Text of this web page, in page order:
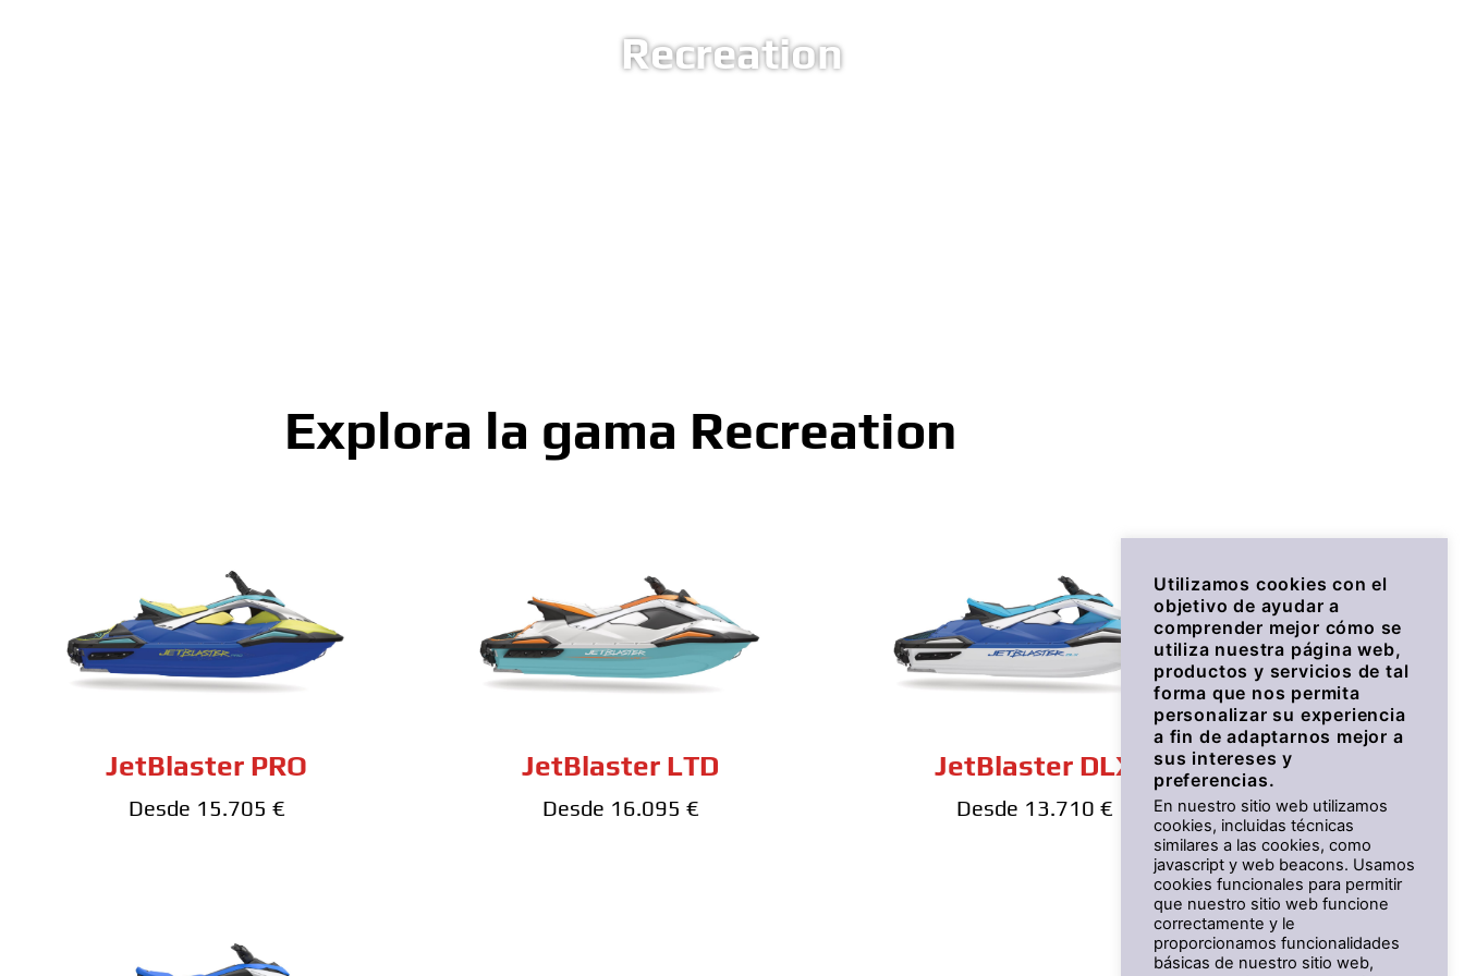
Recreation
Explora la gama Recreation
JetBlaster PRO
Desde 15.705 €
JetBlaster LTD
Desde 16.095 €
JetBlaster DLX
Desde 13.710 €
Utilizamos cookies con el
objetivo de ayudar a
comprender mejor cómo se
utiliza nuestra página web,
productos y servicios de tal
forma que nos permita
personalizar su experiencia
a fin de adaptarnos mejor a
sus intereses y
preferencias.
En nuestro sitio web utilizamos
cookies, incluidas técnicas
similares a las cookies, como
javascript y web beacons. Usamos
cookies funcionales para permitir
que nuestro sitio web funcione
correctamente y le
proporcionamos funcionalidades
básicas de nuestro sitio web,